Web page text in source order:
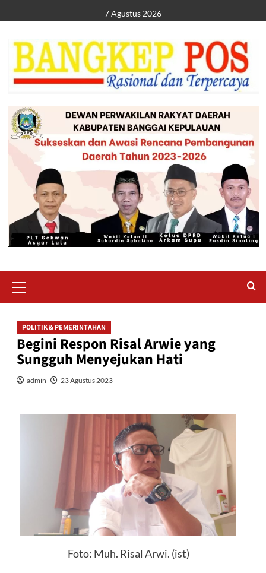
to
content
7 Agustus 2026
Menu
POLITIK & PEMERINTAHAN
Begini Respon Risal Arwie yang
Sungguh Menyejukan Hati
admin 23 Agustus 2023
Foto: Muh. Risal Arwi. (ist)